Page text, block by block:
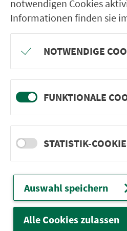
ter­neh­men. 1.100
Ver­bin­dungen
Abfahrten
Tickets & Preise
Wir sind für Sie da:
24h-Ser­vice­te­le­fon:
0911 27075-99
Zum Kon­taktformular
notwendigen Cookies
Informationen finden sie
NOTWENDIGE
FUNKTIONALE
STATISTIK-
Auswahl speichern
Alle Cookies zulassen